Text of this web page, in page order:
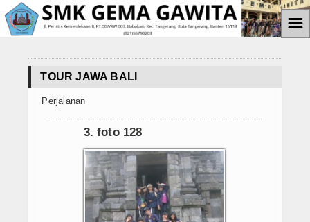
Home
Informasi
☰
TOUR JAWA BALI
Perjalanan
3. foto 128